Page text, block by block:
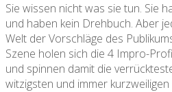
Sie wissen nicht was sie tun. Sie
und haben kein Drehbuch. Aber
Welt der Vorschläge des
Szene holen sich die 4 Impro-
und spinnen damit die
witzigsten und immer